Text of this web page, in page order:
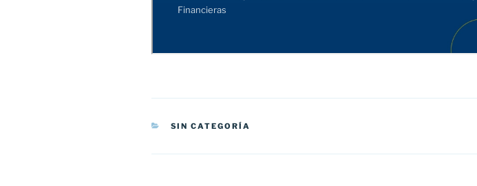
CATEGORÍAS
SIN CATEGORÍA